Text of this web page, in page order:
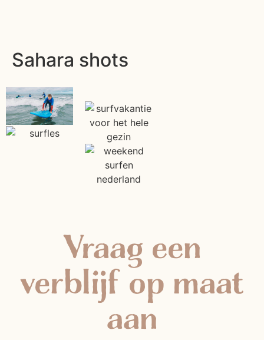
Sahara shots
Vraag een
verblijf op maat
aan